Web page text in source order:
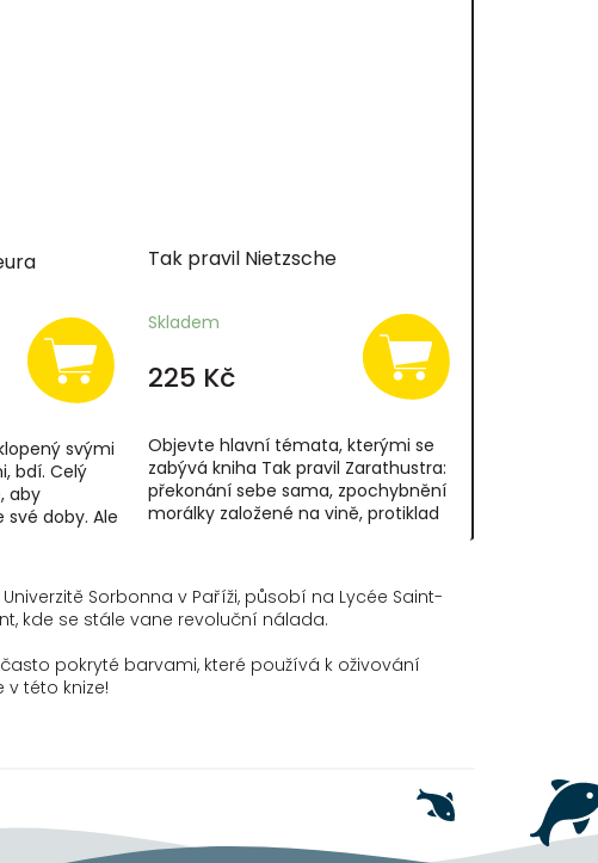
svými
bdí. Celý
aby
doby. Ale
Tak pravil Nietzsche
Skladem
225 Kč
Objevte hlavní témata, kterými se
zabývá kniha Tak pravil Zarathustra:
překonání sebe sama, zpochybnění
morálky založené na vině, protiklad
Sorbonna v Paříži, působí na Lycée Saint-
kde se stále vane revoluční nálada.
pokryté barvami, které používá k oživování
této knize!